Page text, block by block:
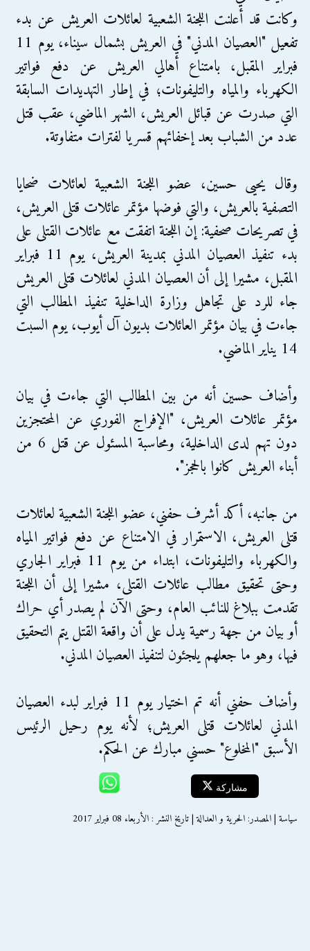
وكانت قد أعلنت اللجنة الشعبية لعائلات العريش عن بدء
تفعيل "العصيان المدني" في العريش بشمال سيناء، يوم 11
فبراير المقبل، بامتناع أهالي العريش عن دفع فواتير
الكهرباء والمياه والتليفونات؛ في إطار التهديدات السابقة
التي صدرت عن قبائل العريش، الشهر الماضي، عقب قتل
عدد من الشباب بعد إخفائهم قسريا لفترات متفاوتة.
وقال يحيى حسين، عضو اللجنة الشعبية لعائلات ضحايا
التصفية بالعريش، والتي فوضها مؤتمر عائلات قتلى العريش،
في تصريحات صحفية: إن اللجنة اتفقت مع عائلات القتلى على
بدء تنفيذ العصيان المدني بمدينة العريش، يوم 11 فبراير
المقبل، مشيرا إلى أن العصيان المدني لعائلات قتلى العريش
جاء للرد على تجاهل وزارة الداخلية تنفيذ المطالب التي
جاءت في بيان مؤتمر العائلات بديون آل أيوب، يوم السبت
14 يناير الماضي.
وأضاف حسين أنه من بين المطالب التي جاءت في بيان
مؤتمر عائلات العريش، "الإفراج الفوري عن المحتجزين
دون تهم لدى الداخلية، ومحاسبة المسئول عن قتل 6 من
أبناء العريش كانوا بالحجز".
من جانبه، أكد أشرف حفني، عضو اللجنة الشعبية لعائلات
قتلى العريش، الاستمرار في الامتناع عن دفع فواتير المياه
والكهرباء والتليفونات، ابتداء من يوم 11 فبراير الجاري
وحتى تحقيق مطالب عائلات القتلى، مشيرا إلى أن اللجنة
تقدمت ببلاغ للنائب العام، وحتى الآن لم يصدر أي حراك
أو بيان من جهة رسمية يدل على أن واقعة القتل يتم التحقيق
فيها، وهو ما جعلهم يلجئون لتنفيذ العصيان المدني.
وأضاف حفني أنه تم اختيار يوم 11 فبراير لبدء العصيان
المدني لعائلات قتلى العريش؛ لأنه يوم رحيل الرئيس
الأسبق "المخلوع" حسني مبارك عن الحكم.
مشاركة
سياسة | المصدر: الحرية و العدالة | تاريخ النشر : الأربعاء 08 فبراير 2017